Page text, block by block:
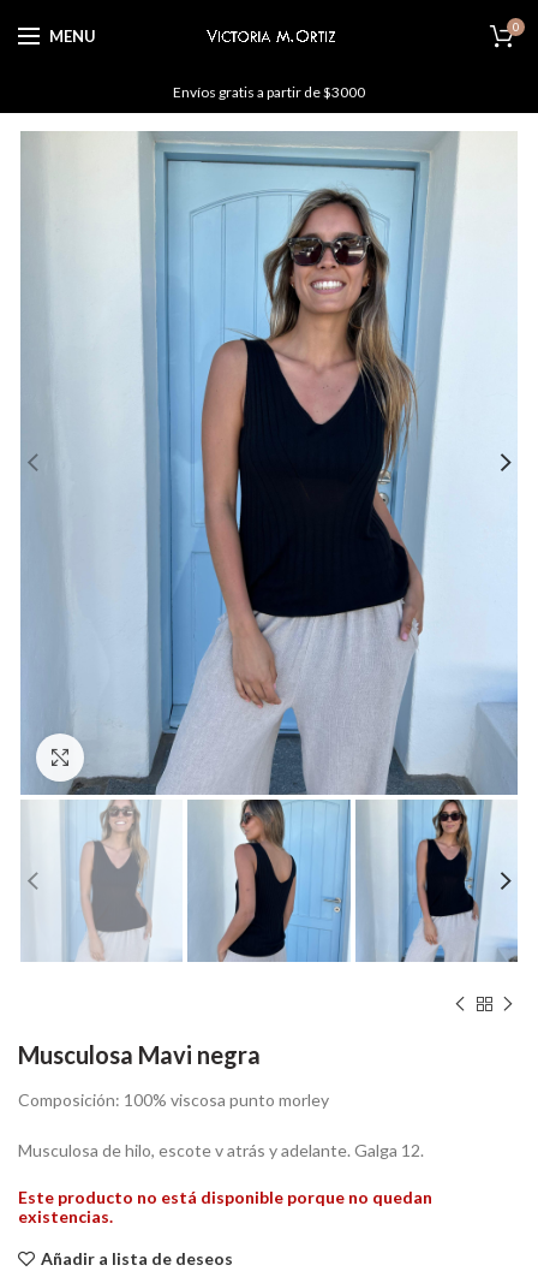
MENU 0
Envíos gratis a partir de $3000
Hacer zoom
Musculosa Mavi negra
Composición: 100% viscosa punto morley
Musculosa de hilo, escote v atrás y adelante. Galga 12.
Este producto no está disponible porque no quedan
existencias.
Añadir a lista de deseos